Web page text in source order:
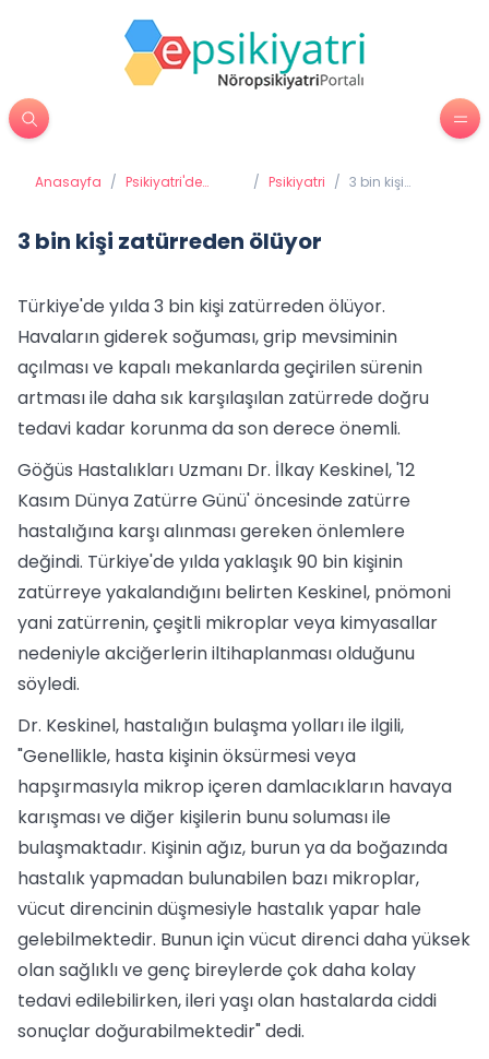
Anasayfa / Psikiyatri'de
/ Psikiyatri / 3 bin kişi
3 bin kişi zatürreden ölüyor
Türkiye'de yılda 3 bin kişi zatürreden ölüyor.
Havaların giderek soğuması, grip mevsiminin
açılması ve kapalı mekanlarda geçirilen sürenin
artması ile daha sık karşılaşılan zatürrede doğru
tedavi kadar korunma da son derece önemli.
Göğüs Hastalıkları Uzmanı Dr. İlkay Keskinel, '12
Kasım Dünya Zatürre Günü' öncesinde zatürre
hastalığına karşı alınması gereken önlemlere
değindi. Türkiye'de yılda yaklaşık 90 bin kişinin
zatürreye yakalandığını belirten Keskinel, pnömoni
yani zatürrenin, çeşitli mikroplar veya kimyasallar
nedeniyle akciğerlerin iltihaplanması olduğunu
söyledi.
Dr. Keskinel, hastalığın bulaşma yolları ile ilgili,
"Genellikle, hasta kişinin öksürmesi veya
hapşırmasıyla mikrop içeren damlacıkların havaya
karışması ve diğer kişilerin bunu soluması ile
bulaşmaktadır. Kişinin ağız, burun ya da boğazında
hastalık yapmadan bulunabilen bazı mikroplar,
vücut direncinin düşmesiyle hastalık yapar hale
gelebilmektedir. Bunun için vücut direnci daha yüksek
olan sağlıklı ve genç bireylerde çok daha kolay
tedavi edilebilirken, ileri yaşı olan hastalarda ciddi
sonuçlar doğurabilmektedir" dedi.